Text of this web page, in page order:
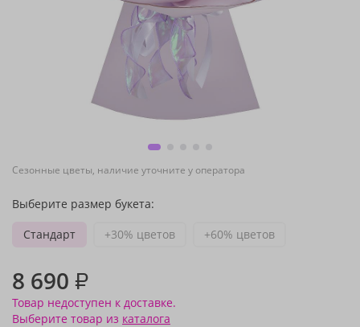
Сезонные цветы, наличие уточните у оператора
Выберите размер букета:
Стандарт
+30% цветов +60% цветов
8 690 ₽
Товар недоступен к доставке.
Выберите товар из каталога